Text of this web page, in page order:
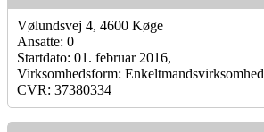
Vølundsvej 4, 4600 Køge
Ansatte: 0
Startdato: 01. februar 2016,
Virksomhedsform: Enkeltmandsvirksomhed
CVR: 37380334